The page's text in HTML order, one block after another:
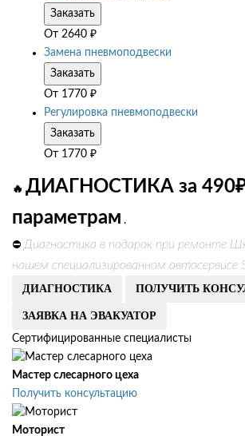
Заказать
От 2640 ₽
Замена пневмоподвески
Заказать
От 1770 ₽
Регулировка пневмоподвески
Заказать
От 1770 ₽
🔥 ДИАГНОСТИКА за 490₽
параметрам .
⛔ Диагностика в подарок при ремонте
нашем специализированном автосервисе
ДИАГНОСТИКА ПОЛУЧИТЬ
ЗАЯВКА НА ЭВАКУАТОР
Сертифицированные специалисты
Мастер слесарного цеха
Получить консультацию
Моторист